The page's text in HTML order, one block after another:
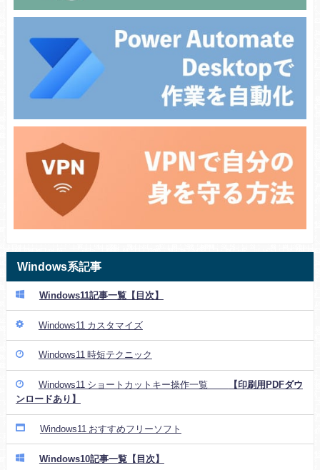
Windows系記事
Windows11記事一覧【目次】
Windows11 カスタマイズ
Windows11 時短テクニック
Windows11 ショートカットキー操作一覧
【印刷用PDFダウ
ンロードあり】
Windows11 おすすめフリーソフト
Windows10記事一覧【目次】